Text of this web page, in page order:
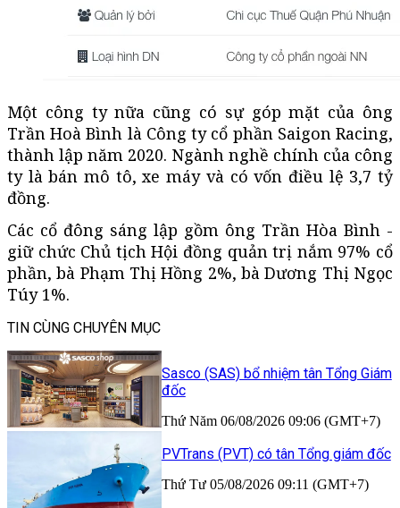
Một công ty nữa cũng có sự góp mặt của ông
Trần Hoà Bình là Công ty cổ phần Saigon Racing,
thành lập năm 2020. Ngành nghề chính của công
ty là bán mô tô, xe máy và có vốn điều lệ 3,7 tỷ
đồng.
Các cổ đông sáng lập gồm ông Trần Hòa Bình -
giữ chức Chủ tịch Hội đồng quản trị nắm 97% cổ
phần, bà Phạm Thị Hồng 2%, bà Dương Thị Ngọc
Túy 1%.
TIN CÙNG CHUYÊN MỤC
Sasco (SAS) bổ nhiệm tân Tổng Giám
đốc
Thứ Năm 06/08/2026 09:06 (GMT+7)
PVTrans (PVT) có tân Tổng giám đốc
Thứ Tư 05/08/2026 09:11 (GMT+7)